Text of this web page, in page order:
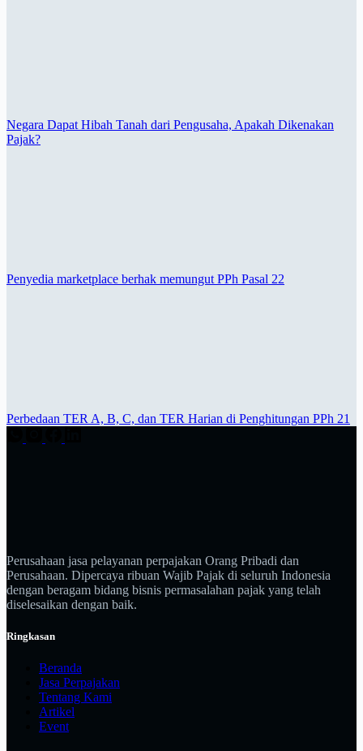
Negara Dapat Hibah Tanah dari Pengusaha, Apakah Dikenakan
Pajak?
Penyedia marketplace berhak memungut PPh Pasal 22
Perbedaan TER A, B, C, dan TER Harian di Penghitungan PPh 21
Perusahaan jasa pelayanan perpajakan Orang Pribadi dan
Perusahaan. Dipercaya ribuan Wajib Pajak di seluruh Indonesia
dengan beragam bidang bisnis permasalahan pajak yang telah
diselesaikan dengan baik.
Ringkasan
Beranda
Jasa Perpajakan
Tentang Kami
Artikel
Event